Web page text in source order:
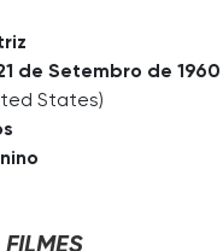
de Setembro de 1960
States)